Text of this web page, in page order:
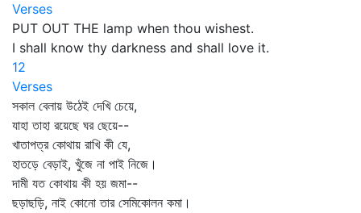
Verses
PUT OUT THE lamp when thou wishest.
I shall know thy darkness and shall love it.
12
Verses
সকাল বেলায় উঠেই দেখি চেয়ে,
যাহা তাহা রয়েছে ঘর ছেয়ে--
খাতাপত্র কোথায় রাখি কী যে,
হাতড়ে বেড়াই, খুঁজে না পাই নিজে।
দামী যত কোথায় কী হয় জমা--
ছড়াছড়ি, নাই কোনো তার সেমিকোলন কমা।